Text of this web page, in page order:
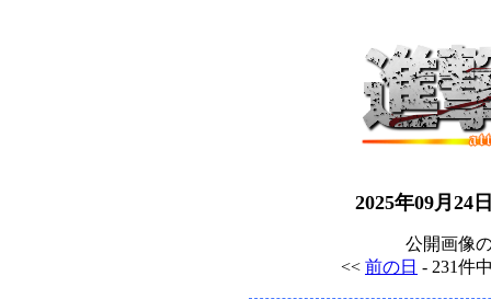
2025年09月24
公開画像
<< 前の日 - 231件